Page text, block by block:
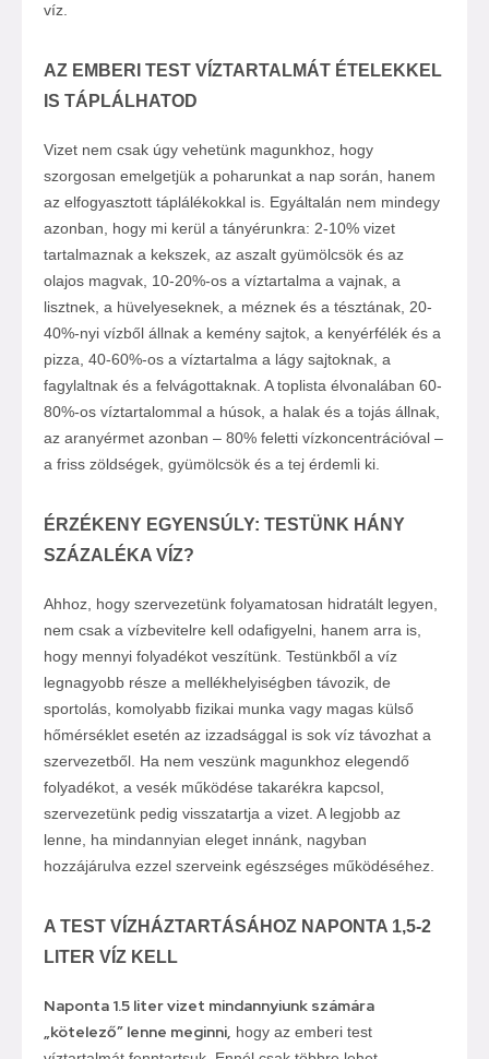
víz.
AZ EMBERI TEST VÍZTARTALMÁT ÉTELEKKEL
IS TÁPLÁLHATOD
Vizet nem csak úgy vehetünk magunkhoz, hogy
szorgosan emelgetjük a poharunkat a nap során, hanem
az elfogyasztott táplálékokkal is. Egyáltalán nem mindegy
azonban, hogy mi kerül a tányérunkra: 2-10% vizet
tartalmaznak a kekszek, az aszalt gyümölcsök és az
olajos magvak, 10-20%-os a víztartalma a vajnak, a
lisztnek, a hüvelyeseknek, a méznek és a tésztának, 20-
40%-nyi vízből állnak a kemény sajtok, a kenyérfélék és a
pizza, 40-60%-os a víztartalma a lágy sajtoknak, a
fagylaltnak és a felvágottaknak. A toplista élvonalában 60-
80%-os víztartalommal a húsok, a halak és a tojás állnak,
az aranyérmet azonban – 80% feletti vízkoncentrációval –
a friss zöldségek, gyümölcsök és a tej érdemli ki.
ÉRZÉKENY EGYENSÚLY: TESTÜNK HÁNY
SZÁZALÉKA VÍZ?
Ahhoz, hogy szervezetünk folyamatosan hidratált legyen,
nem csak a vízbevitelre kell odafigyelni, hanem arra is,
hogy mennyi folyadékot veszítünk. Testünkből a víz
legnagyobb része a mellékhelyiségben távozik, de
sportolás, komolyabb fizikai munka vagy magas külső
hőmérséklet esetén az izzadsággal is sok víz távozhat a
szervezetből. Ha nem veszünk magunkhoz elegendő
folyadékot, a vesék működése takarékra kapcsol,
szervezetünk pedig visszatartja a vizet. A legjobb az
lenne, ha mindannyian eleget innánk, nagyban
hozzájárulva ezzel szerveink egészséges működéséhez.
A TEST VÍZHÁZTARTÁSÁHOZ NAPONTA 1,5-2
LITER VÍZ KELL
Naponta 1.5 liter vizet mindannyiunk számára
„kötelező” lenne meginni, hogy az emberi test